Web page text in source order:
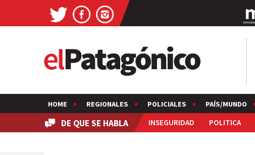
HOME REGIONALES POLICIALES PAÍS/MUNDO
DE QUE SE HABLA INSEGURIDAD POLITICA